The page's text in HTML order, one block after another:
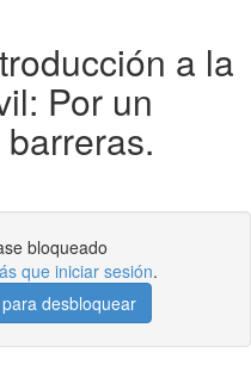
a la
Por un
bloqueado
que iniciar sesión.
desbloquear